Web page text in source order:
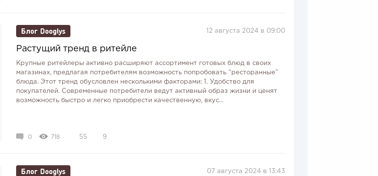
Блог Dooglys 12 августа 2024 в 09:00
Растущий тренд в ритейле
Крупные ритейлеры активно расширяют ассортимент готовых блюд в своих
магазинах, предлагая потребителям возможность попробовать “ресторанные”
блюда. Этот тренд обусловлен несколькими факторами: 1. Удобство для
покупателей. Современные потребители ведут активный образ жизни и ценят
возможность быстро и легко приобрести качественную, вкус...
0 718 55 9
Блог Dooglys 07 августа 2024 в 13:43